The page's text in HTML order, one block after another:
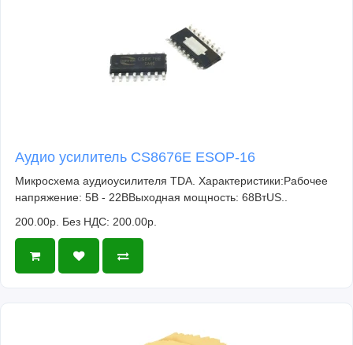
Аудио усилитель CS8676E ESOP-16
Микросхема аудиоусилителя TDA. Характеристики:Рабочее
напряжение: 5В - 22ВВыходная мощность: 68ВтUS..
200.00р. Без НДС: 200.00р.